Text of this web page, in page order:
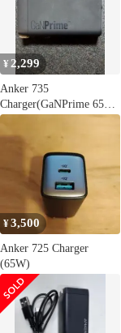
¥ 2,299
Anker 735
Charger(GaNPrime 65W)
x1 ジャンク
¥3,500
Anker 725 Charger
(65W)